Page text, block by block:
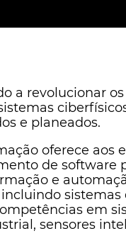
a revolucionar
e planeados.
oferece aos
de software
e
sistemas
em
sensores